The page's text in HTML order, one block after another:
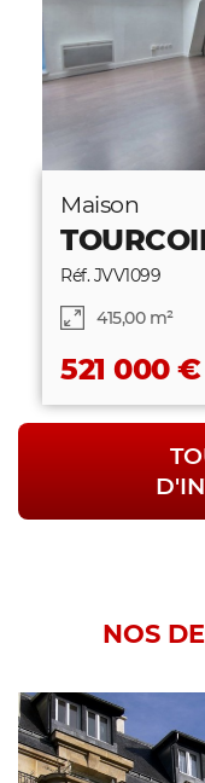
Maison
Réf. JVV1099
415,00 m²
521 000
NOS